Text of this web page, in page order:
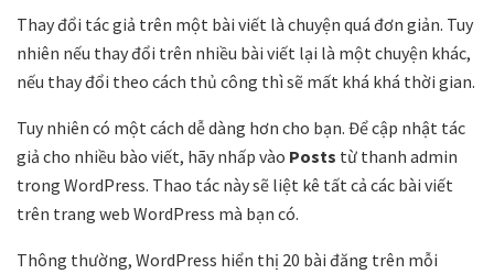
Thay đổi tác giả trên một bài viết là chuyện quá đơn giản. Tuy
nhiên nếu thay đổi trên nhiều bài viết lại là một chuyện khác,
nếu thay đổi theo cách thủ công thì sẽ mất khá khá thời gian.
Tuy nhiên có một cách dễ dàng hơn cho bạn. Để cập nhật tác
giả cho nhiều bào viết, hãy nhấp vào Posts từ thanh admin
trong WordPress. Thao tác này sẽ liệt kê tất cả các bài viết
trên trang web WordPress mà bạn có.
Thông thường, WordPress hiển thị 20 bài đăng trên mỗi